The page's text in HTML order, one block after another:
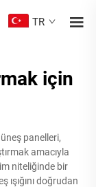
TR
için
panelleri,
amacıyla
niteliğinde bir
ışığını doğrudan